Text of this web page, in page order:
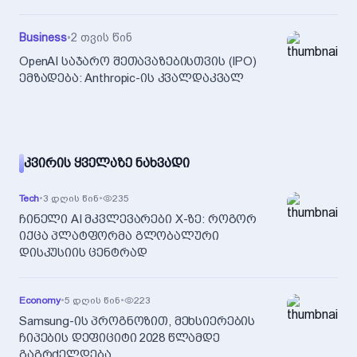
Business•2 თვის წინ
OpenAI საჯარო შეთავაზებისთვის (IPO)
ემზადება: Anthropic-ის კვალდაკვალ
ᲙᲕᲘᲠᲘᲡ ᲧᲕᲔᲚᲐᲖᲔ ᲜᲐᲮᲕᲐᲓᲘ
Tech•3 დღის წინ• 235
ჩინელი AI მკვლევარები X-ზე: როგორ
იქცა პლატფორმა გლობალური
დისკუსიის ცენტრად
Economy•5 დღის წინ• 223
Samsung-ის პროგნოზით, მეხსიერების
ჩიპების დეფიციტი 2028 წლამდე